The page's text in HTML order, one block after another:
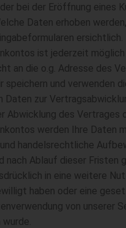
bei der Eröffnung eines
Daten erhoben
ersichtlich.
ist jederzeit möglich
an die o.g. Adresse des
speichern und verwenden
zur
Abwicklung des Vertrages
werden Ihre Daten
handelsrechtliche
nach Ablauf dieser Fristen
in eine weitere
haben oder eine
von unserer